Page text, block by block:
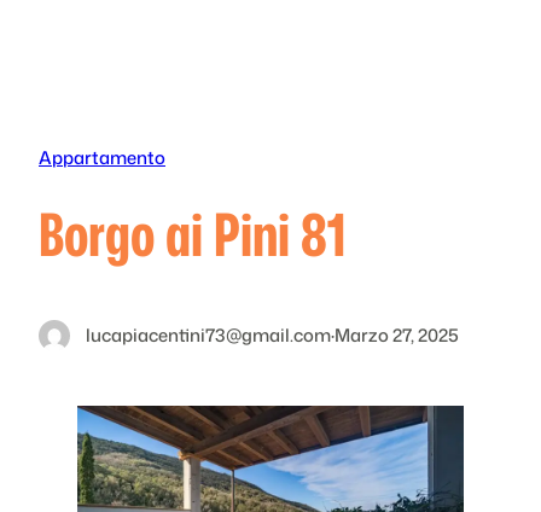
Appartamento
Borgo ai Pini 81
lucapiacentini73@gmail.com·Marzo 27, 2025